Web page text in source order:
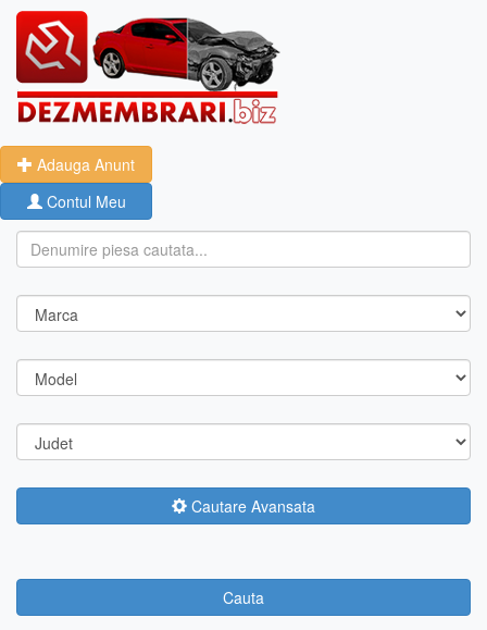
Adauga Anunt
Contul Meu
Cautare Avansata
Cauta